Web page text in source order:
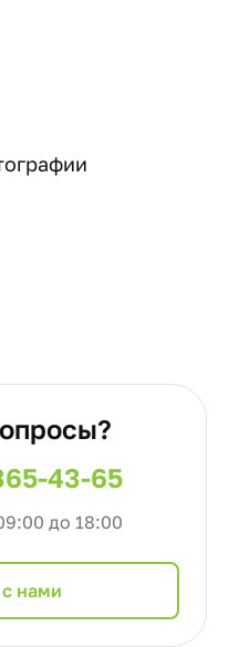
43-65
до 18:00
нами